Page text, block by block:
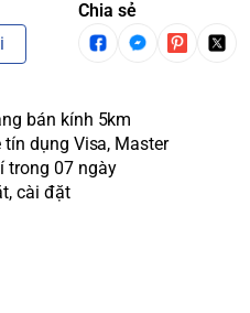
Chia sẻ
bán kính 5km
dụng Visa, Master
trong 07 ngày
cài đặt